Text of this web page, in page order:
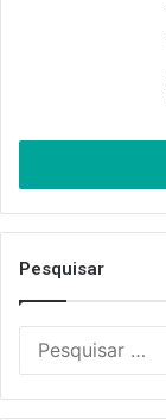
Pesquisar